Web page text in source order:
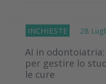
INCHIESTE 28
AI in
per gestire lo
le cure